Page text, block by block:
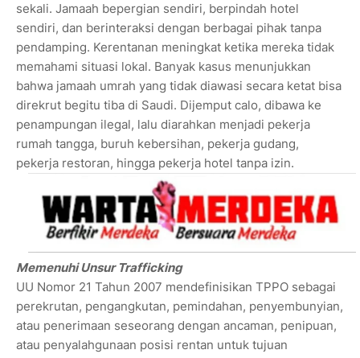
sekali. Jamaah bepergian sendiri, berpindah hotel
sendiri, dan berinteraksi dengan berbagai pihak tanpa
pendamping. Kerentanan meningkat ketika mereka tidak
memahami situasi lokal. Banyak kasus menunjukkan
bahwa jamaah umrah yang tidak diawasi secara ketat bisa
direkrut begitu tiba di Saudi. Dijemput calo, dibawa ke
penampungan ilegal, lalu diarahkan menjadi pekerja
rumah tangga, buruh kebersihan, pekerja gudang,
pekerja restoran, hingga pekerja hotel tanpa izin.
Memenuhi Unsur Trafficking
UU Nomor 21 Tahun 2007 mendefinisikan TPPO sebagai
perekrutan, pengangkutan, pemindahan, penyembunyian,
atau penerimaan seseorang dengan ancaman, penipuan,
atau penyalahgunaan posisi rentan untuk tujuan